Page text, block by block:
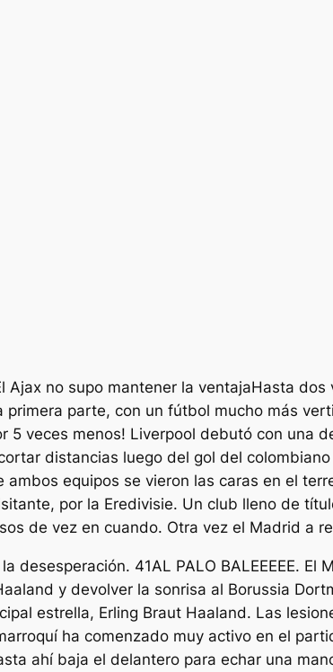
no supo mantener la ventajaHasta dos
parte, con un fútbol mucho más
veces menos! Liverpool debutó con una
distancias luego del gol del colombiano
ambos equipos se vieron las caras en el
por la Eredivisie. Un club lleno de
de vez en cuando. Otra vez el Madrid a
41AL PALO BALEEEEE. El
y devolver la sonrisa al Borussia
estrella, Erling Braut Haaland. Las
ha comenzado muy activo en el
ahí baja el delantero para echar una